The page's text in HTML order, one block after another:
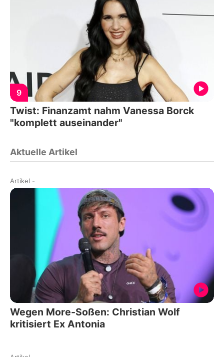
9
Twist: Finanzamt nahm Vanessa Borck
"komplett auseinander"
Aktuelle Artikel
Artikel -
Wegen More-Soßen: Christian Wolf
kritisiert Ex Antonia